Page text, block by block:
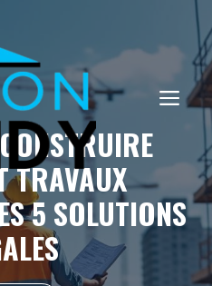
TRAVAUX
5 SOLUTIONS